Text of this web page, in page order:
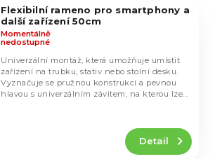
Flexibilní rameno pro smartphony a
další zařízení 50cm
Momentálně
nedostupné
Detail
Univerzální montáž, která umožňuje umístit
zařízení na trubku, stativ nebo stolní desku.
Vyznačuje se pružnou konstrukcí a pevnou
hlavou s univerzálním závitem, na kterou lze...